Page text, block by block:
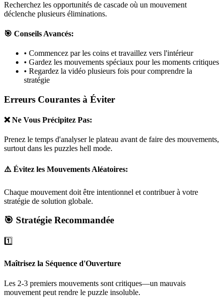
Recherchez les opportunités de cascade où un mouvement
déclenche plusieurs éliminations.
🎯 Conseils Avancés:
• Commencez par les coins et travaillez vers l'intérieur
• Gardez les mouvements spéciaux pour les moments critiques
• Regardez la vidéo plusieurs fois pour comprendre la
stratégie
Erreurs Courantes à Éviter
❌ Ne Vous Précipitez Pas:
Prenez le temps d'analyser le plateau avant de faire des mouvements,
surtout dans les puzzles hell mode.
⚠️ Évitez les Mouvements Aléatoires:
Chaque mouvement doit être intentionnel et contribuer à votre
stratégie de solution globale.
🎯 Stratégie Recommandée
1️⃣
Maîtrisez la Séquence d'Ouverture
Les 2-3 premiers mouvements sont critiques—un mauvais
mouvement peut rendre le puzzle insoluble.